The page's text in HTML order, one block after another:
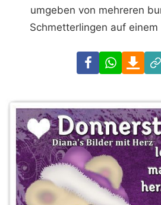
umgeben von mehreren
Schmetterlingen auf
Facebook